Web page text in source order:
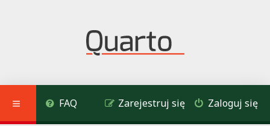
FAQ Zaloguj się
Zarejestruj się